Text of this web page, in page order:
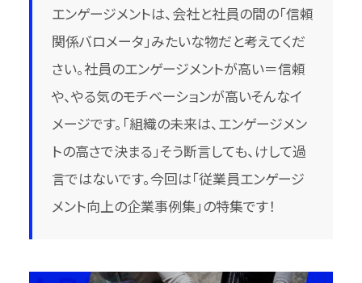
エンゲージメントは、会社と社員の間の「信頼
関係バロメータ」みたいな物だと考えてくだ
さい。社員のエンゲージメントが高い＝信頼
や、やる気のモチベーションが高いそんなイ
メージです。「組織の未来は、エンゲージメン
トの高さで決まる」そう断言しても、けして過
言ではないです。今回は「従業員エンゲージ
メント向上の企業事例集」の特集です！